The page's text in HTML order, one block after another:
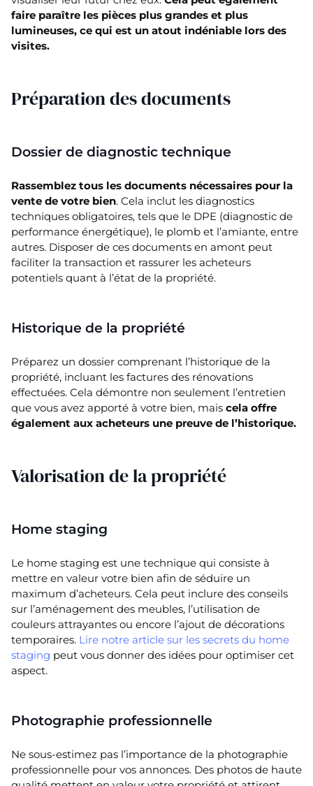
faire paraître les pièces plus grandes et plus
lumineuses, ce qui est un atout indéniable lors des
visites.
Préparation des documents
Dossier de diagnostic technique
Rassemblez tous les documents nécessaires pour la
vente de votre bien. Cela inclut les diagnostics
techniques obligatoires, tels que le DPE (diagnostic de
performance énergétique), le plomb et l’amiante, entre
autres. Disposer de ces documents en amont peut
faciliter la transaction et rassurer les acheteurs
potentiels quant à l’état de la propriété.
Historique de la propriété
Préparez un dossier comprenant l’historique de la
propriété, incluant les factures des rénovations
effectuées. Cela démontre non seulement l’entretien
que vous avez apporté à votre bien, mais cela offre
également aux acheteurs une preuve de l’historique.
Valorisation de la propriété
Home staging
Le home staging est une technique qui consiste à
mettre en valeur votre bien afin de séduire un
maximum d’acheteurs. Cela peut inclure des conseils
sur l’aménagement des meubles, l’utilisation de
couleurs attrayantes ou encore l’ajout de décorations
temporaires. Lire notre article sur les secrets du home
staging peut vous donner des idées pour optimiser cet
aspect.
Photographie professionnelle
Ne sous-estimez pas l’importance de la photographie
professionnelle pour vos annonces. Des photos de haute